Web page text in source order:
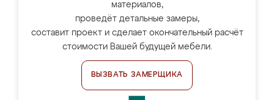
материалов,
проведёт детальные замеры,
составит проект и сделает окончательный расчёт
стоимости Вашей будущей мебели.
ВЫЗВАТЬ ЗАМЕРЩИКА